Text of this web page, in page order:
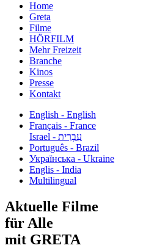
Home
Greta
Filme
HÖRFILM
Mehr Freizeit
Branche
Kinos
Presse
Kontakt
English - English
Français - France
עִבְרִית - Israel
Português - Brazil
Українська - Ukraine
Englis - India
Multilingual
Aktuelle Filme
für Alle
mit GRETA